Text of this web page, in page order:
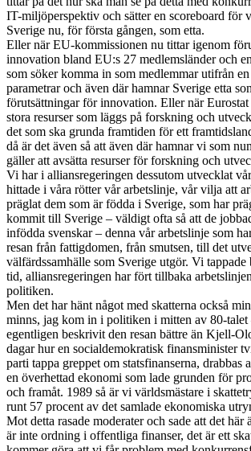
IT-miljöperspektiv och sätter en scoreboard för
Sverige nu, för första gången, som etta.
Eller när EU-kommissionen nu tittar igenom
innovation bland EU:s 27 medlemsländer och
som söker komma in som medlemmar utifrån
parametrar och även där hamnar Sverige etta
förutsättningar för innovation. Eller när
stora resurser som läggs på forskning och
det som ska grunda framtiden för ett
då är det även så att även där hamnar vi som
gäller att avsätta resurser för forskning och
Vi har i alliansregeringen dessutom utvecklat
hittade i våra rötter vår arbetslinje, vår vilja att
präglat dem som är födda i Sverige, som har
kommit till Sverige – väldigt ofta så att de
infödda svenskar – denna vår arbetslinje som
resan från fattigdomen, från smutsen, till det
välfärdssamhälle som Sverige utgör. Vi tappade
tid, alliansregeringen har fört tillbaka
politiken.
Men det har hänt något med skatterna också
minns, jag kom in i politiken i mitten av 80-talet
egentligen beskrivit den resan bättre än Kjell-
dagar hur en socialdemokratisk finansminister
parti tappa greppet om statsfinanserna, drabbas
en överhettad ekonomi som lade grunden för
och framåt. 1989 så är vi världsmästare i
runt 57 procent av det samlade ekonomiska
Mot detta rasade moderater och sade att det här
är inte ordning i offentliga finanser, det är ett